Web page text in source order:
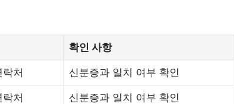
확인 사항
처 신분증과 일치 여부 확인
처 신분증과 일치 여부 확인